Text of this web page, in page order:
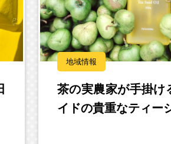
地域情報
茶の実農家が手掛け
イドの貴重なティー